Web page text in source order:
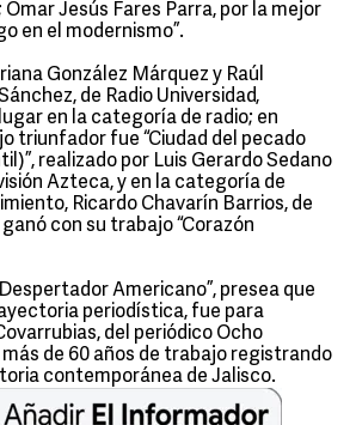
Omar Jesús Fares Parra, por la mejor
en el modernismo”.
González Márquez y Raúl
de Radio Universidad,
en la categoría de radio; en
triunfador fue “Ciudad del pecado
realizado por Luis Gerardo Sedano
Azteca, y en la categoría de
Ricardo Chavarín Barrios, de
con su trabajo “Corazón
Americano”, presea que
periodística, fue para
del periódico Ocho
más de 60 años de trabajo registrando
contemporánea de Jalisco.